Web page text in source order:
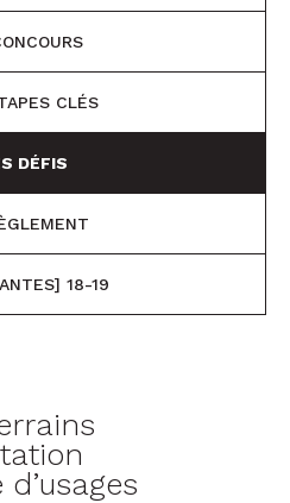
CLÉS
DÉFIS
18-19